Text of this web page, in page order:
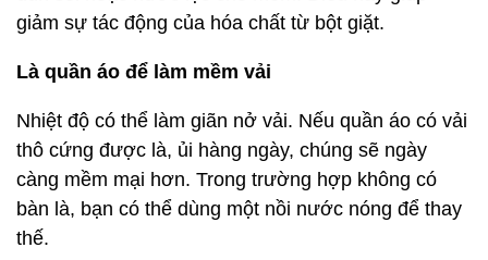
giảm sự tác động của hóa chất từ bột giặt.
Là quần áo để làm mềm vải
Nhiệt độ có thể làm giãn nở vải. Nếu quần áo có vải
thô cứng được là, ủi hàng ngày, chúng sẽ ngày
càng mềm mại hơn. Trong trường hợp không có
bàn là, bạn có thể dùng một nồi nước nóng để thay
thế.